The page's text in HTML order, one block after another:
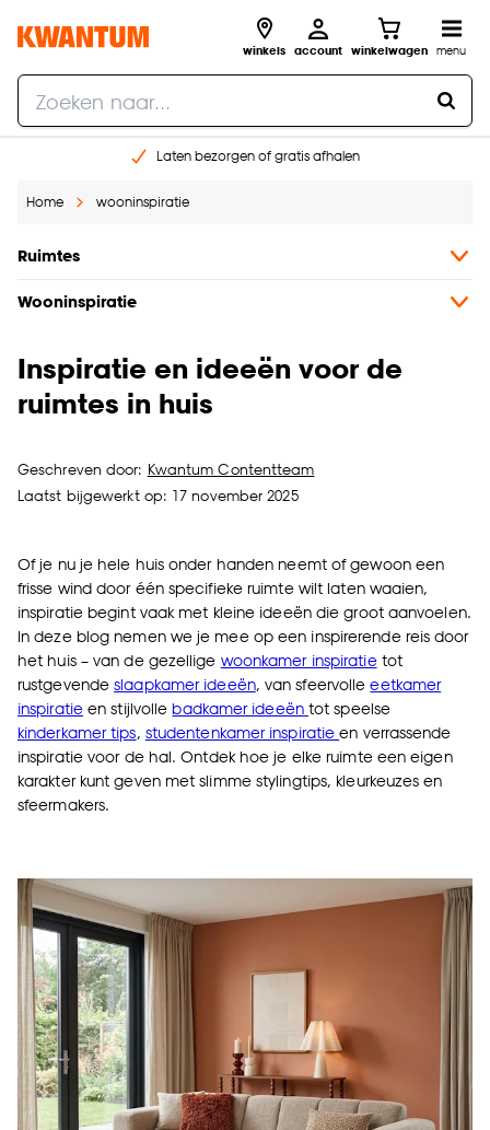
winkels account winkelwagen menu
Laten bezorgen of gratis afhalen
Gratis raam advies en opmeten aan huis
Home wooninspiratie
Ruimtes
Wooninspiratie
Inspiratie en ideeën voor de
ruimtes in huis
Geschreven door: Kwantum Contentteam
Laatst bijgewerkt op: 17 november 2025
Of je nu je hele huis onder handen neemt of gewoon een
frisse wind door één specifieke ruimte wilt laten waaien,
inspiratie begint vaak met kleine ideeën die groot aanvoelen.
In deze blog nemen we je mee op een inspirerende reis door
het huis – van de gezellige woonkamer inspiratietot
rustgevendeslaapkamer ideeën, van sfeervolleeetkamer
inspiratieen stijlvollebadkamer ideeën tot speelse
kinderkamer tips, studentenkamer inspiratieen verrassende
inspiratie voor de hal. Ontdek hoe je elke ruimte een eigen
karakter kunt geven met slimme stylingtips, kleurkeuzes en
sfeermakers.